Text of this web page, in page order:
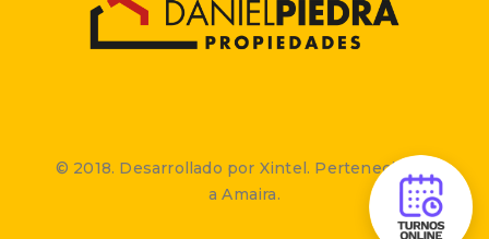
© 2018. Desarrollado por Xintel. Perteneciente
a Amaira.